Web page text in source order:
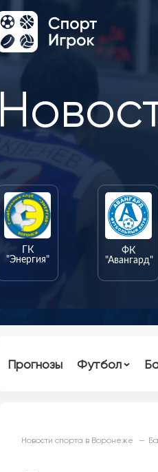
ГК
"Энергия"
ФК
"Авангард"
Прогнозы Футбол
Новости спорта в Воронеже